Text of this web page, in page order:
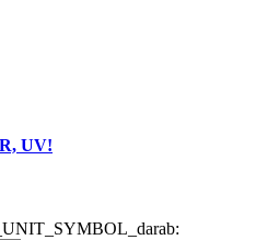
UV!